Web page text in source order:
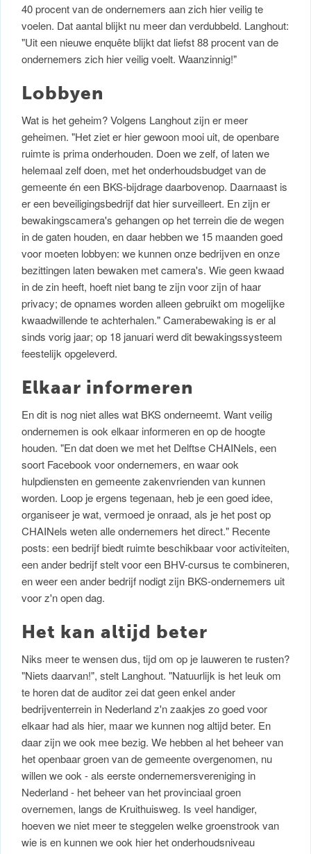
40 procent van de ondernemers aan zich hier veilig te
voelen. Dat aantal blijkt nu meer dan verdubbeld. Langhout:
"Uit een nieuwe enquête blijkt dat liefst 88 procent van de
ondernemers zich hier veilig voelt. Waanzinnig!"
Lobbyen
Wat is het geheim? Volgens Langhout zijn er meer
geheimen. "Het ziet er hier gewoon mooi uit, de openbare
ruimte is prima onderhouden. Doen we zelf, of laten we
helemaal zelf doen, met het onderhoudsbudget van de
gemeente én een BKS-bijdrage daarbovenop. Daarnaast is
er een beveiligingsbedrijf dat hier surveilleert. En zijn er
bewakingscamera's gehangen op het terrein die de wegen
in de gaten houden, en daar hebben we 15 maanden goed
voor moeten lobbyen: we kunnen onze bedrijven en onze
bezittingen laten bewaken met camera's. Wie geen kwaad
in de zin heeft, hoeft niet bang te zijn voor zijn of haar
privacy; de opnames worden alleen gebruikt om mogelijke
kwaadwillende te achterhalen." Camerabewaking is er al
sinds vorig jaar; op 18 januari werd dit bewakingssysteem
feestelijk opgeleverd.
Elkaar informeren
En dit is nog niet alles wat BKS onderneemt. Want veilig
ondernemen is ook elkaar informeren en op de hoogte
houden. "En dat doen we met het Delftse CHAINels, een
soort Facebook voor ondernemers, en waar ook
hulpdiensten en gemeente zakenvrienden van kunnen
worden. Loop je ergens tegenaan, heb je een goed idee,
organiseer je wat, vermoed je onraad, als je het post op
CHAINels weten alle ondernemers het direct." Recente
posts: een bedrijf biedt ruimte beschikbaar voor activiteiten,
een ander bedrijf stelt voor een BHV-cursus te combineren,
en weer een ander bedrijf nodigt zijn BKS-ondernemers uit
voor z'n open dag.
Het kan altijd beter
Niks meer te wensen dus, tijd om op je lauweren te rusten?
"Niets daarvan!", stelt Langhout. "Natuurlijk is het leuk om
te horen dat de auditor zei dat geen enkel ander
bedrijventerrein in Nederland z'n zaakjes zo goed voor
elkaar had als hier, maar we kunnen nog altijd beter. En
daar zijn we ook mee bezig. We hebben al het beheer van
het openbaar groen van de gemeente overgenomen, nu
willen we ook - als eerste ondernemersvereniging in
Nederland - het beheer van het provinciaal groen
overnemen, langs de Kruithuisweg. Is veel handiger,
hoeven we niet meer te steggelen welke groenstrook van
wie is en kunnen we ook hier het onderhoudsniveau